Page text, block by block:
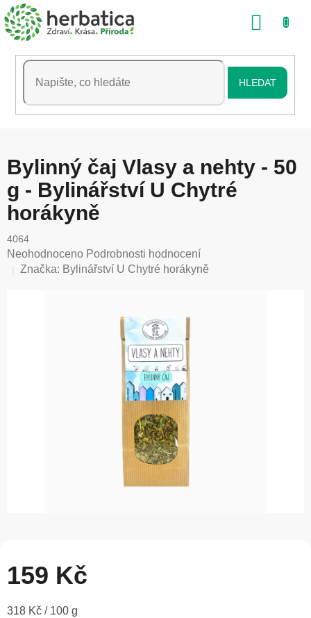
Přejít
na
obsah
HLEDAT
Bylinný čaj Vlasy a nehty - 50
g - Bylinářství U Chytré
horákyně
4064
Průměrné
hodnocení
Neohodnoceno Podrobnosti hodnocení
Značka: Bylinářství U Chytré horákyně
159 Kč
Měrná
318 Kč / 100 g